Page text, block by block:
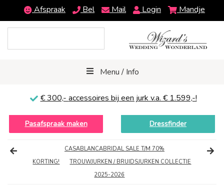
Afspraak Bel Mail Login Mandje
Menu / Info
€ 300,- accessoires bij een jurk v.a. € 1.599,-!
Pasafspraak maken Dressfinder
CASABLANCABRIDAL SALE T/M 70%
KORTING!
TROUWJURKEN / BRUIDSJURKEN COLLECTIE
2025-2026